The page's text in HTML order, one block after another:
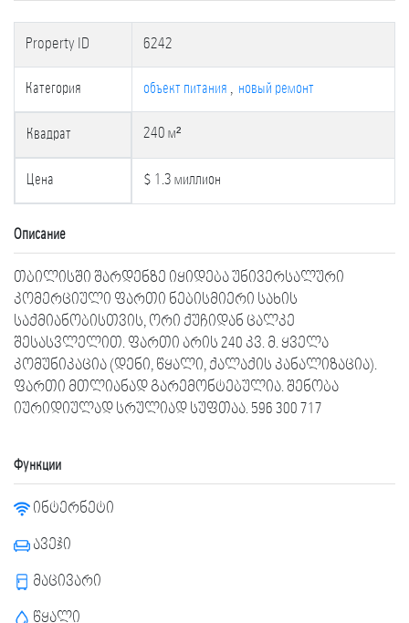
Property ID 6242
Категория объект питания , новый ремонт
Квадрат 240 м²
Цена $ 1.3 миллион
Описание
თბილისში შარდენზე იყიდება უნივერსალური
კომერციული ფართი ნებისმიერი სახის
საქმიანობისთვის, ორი ქუჩიდან ცალკე
შესასვლელით. ფართი არის 240 კვ. მ. ყველა
კომუნიკაცია (დენი, წყალი, ქალაქის კანალიზაცია).
ფართი მთლიანად გარემონტებულია. შენობა
იურიდიულად სრულიად სუფთაა. 596 300 717
Функции
ინტერნეტი
ავეჯი
მაცივარი
წყალი